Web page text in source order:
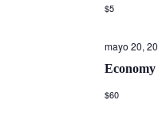
$5
mayo 20,
$60